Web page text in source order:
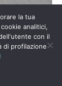
la tua
analitici,
con il
di profilazione